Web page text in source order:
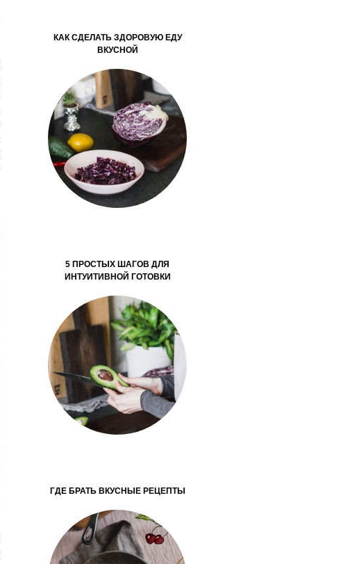
КАК СДЕЛАТЬ ЗДОРОВУЮ ЕДУ
ВКУСНОЙ
5 ПРОСТЫХ ШАГОВ ДЛЯ
ИНТУИТИВНОЙ ГОТОВКИ
ГДЕ БРАТЬ ВКУСНЫЕ РЕЦЕПТЫ